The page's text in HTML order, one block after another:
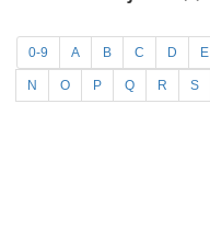
0-9 A B C D E
N O P Q R S